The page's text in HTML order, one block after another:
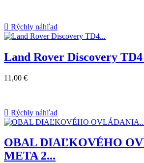
 Rýchly náhľad
Land Rover Discovery
11,00 €
 Rýchly náhľad
OBAL DIAĽKOVÉHO
META 2...